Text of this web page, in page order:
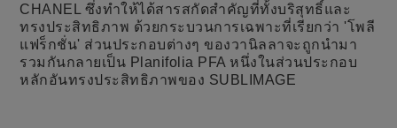
CHANEL ซึ่งทำให้ได้สารสกัดสำคัญที่ทั้งบริสุทธิ์และ
ทรงประสิทธิภาพ ด้วยกระบวนการเฉพาะที่เรียกว่า 'โพลี
แฟร็กชั่น' ส่วนประกอบต่างๆ ของวานิลลาจะถูกนำมา
รวมกันกลายเป็น Planifolia PFA หนึ่งในส่วนประกอบ
หลักอันทรงประสิทธิภาพของ SUBLIMAGE